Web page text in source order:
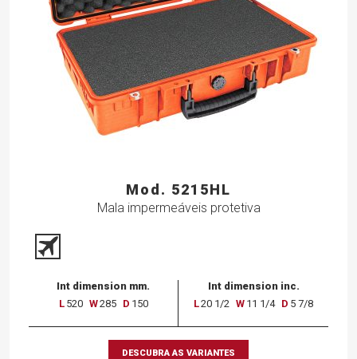
Mod. 5215HL
Mala impermeáveis protetiva
Int dimension mm.
L 520 W285 D 150
Int dimension inc.
L20 1/2 W 11 1/4 D 5 7/8
DESCUBRA AS VARIANTES